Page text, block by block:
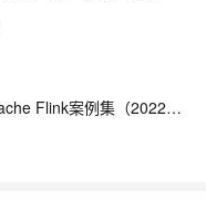
【藏经阁一起读（27）】本周推荐《Apache Flink案例集（2022版）》，你有哪些心得？